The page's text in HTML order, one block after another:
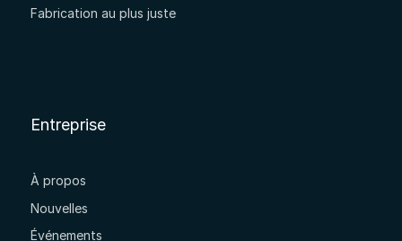
Fabrication au plus juste
Entreprise
À propos
Nouvelles
Événements